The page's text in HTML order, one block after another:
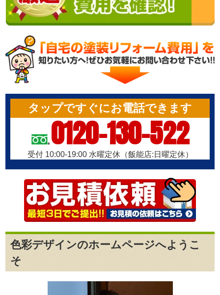
タップですぐにお電話できます
0120-130-522
受付 10:00-19:00 水曜定休（飯能店:日曜定休）
色彩デザインのホームページへようこ
そ